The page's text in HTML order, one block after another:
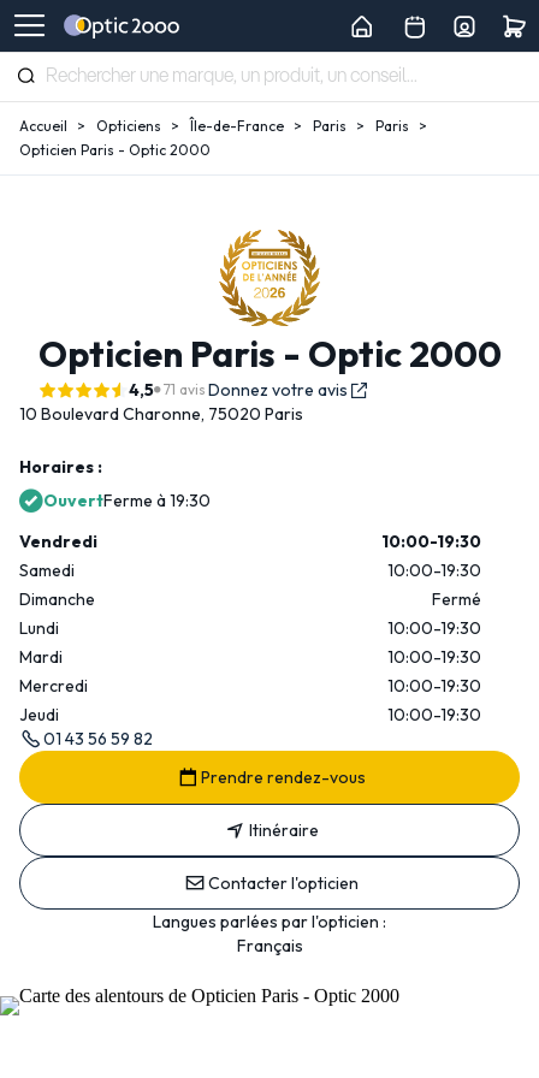
Accueil Opticiens Île-de-France Paris
Paris
Opticien Paris - Optic 2000
Opticien Paris - Optic 2000
4,5 71 avis Donnez votre avis
10 Boulevard Charonne, 75020 Paris
Horaires :
OuvertFerme à 19:30
Vendredi
10:00-19:30
Samedi
10:00-19:30
Dimanche
Fermé
Lundi
10:00-19:30
Mardi
10:00-19:30
Mercredi
10:00-19:30
Jeudi
10:00-19:30
01 43 56 59 82
Prendre rendez-vous
Itinéraire
Contacter l'opticien
Langues parlées par l'opticien :
Français